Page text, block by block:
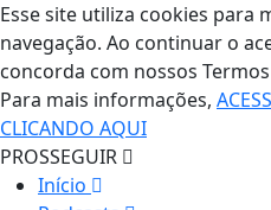
Esse site utiliza cookies para
navegação. Ao continuar o
concorda com nossos
Para mais informações,
CLICANDO AQUI
PROSSEGUIR
Início